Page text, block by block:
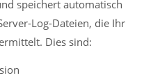
speichert automatisch
Log-Dateien, die Ihr
Dies sind: